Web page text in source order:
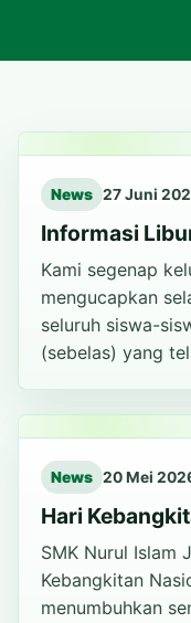
News 27 Juni
Informasi
Kami segenap
mengucapkan
seluruh siswa-
(sebelas) yang
News 20 Mei
Hari
SMK Nurul Islam
Kebangkitan
menumbuhkan